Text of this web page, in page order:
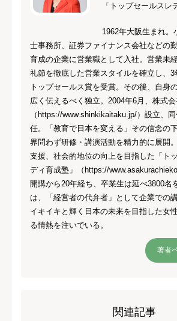
「トップセールスレ
1962年大阪生まれ。
士事務所、証券ファイナンス会社などの
育成の企業に営業職として入社。営業未
礼節を徹底した営業スタイルを確立し、3
トップセールス賞を受賞。その後、自身
広く伝えるべく独立。2004年6月、株式
（https://www.shinkikaitaku.jp/）設立、
任。「教育で日本を変える」その信念の
界問わず研修・講演活動を精力的に展開
支援、社会的地位の向上を目指した「ト
ディ育成塾」（https://
開講から20年経ち、卒業生は延べ3800名
は、「経営者の代弁者」として企業での
イキイキと輝く日本の未来を目指した女
る情熱を注いでいる。
著者
関連記事